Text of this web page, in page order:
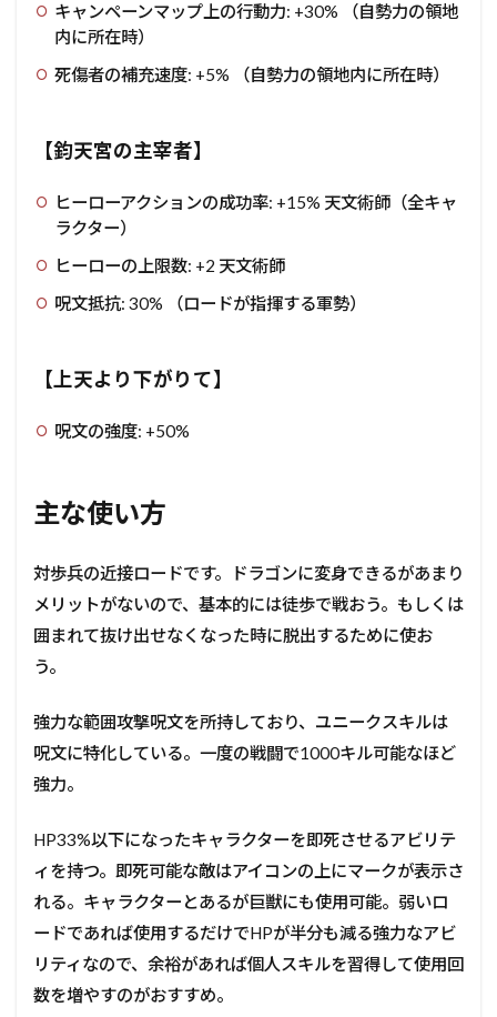
キャンペーンマップ上の行動力: +30% （自勢力の領地
内に所在時）
死傷者の補充速度: +5% （自勢力の領地内に所在時）
【鈞天宮の主宰者】
ヒーローアクションの成功率: +15% 天文術師（全キャ
ラクター）
ヒーローの上限数: +2 天文術師
呪文抵抗: 30% （ロードが指揮する軍勢）
【上天より下がりて】
呪文の強度: +50%
主な使い方
対歩兵の近接ロードです。ドラゴンに変身できるがあまり
メリットがないので、基本的には徒歩で戦おう。もしくは
囲まれて抜け出せなくなった時に脱出するために使お
う。
強力な範囲攻撃呪文を所持しており、ユニークスキルは
呪文に特化している。一度の戦闘で1000キル可能なほど
強力。
HP33%以下になったキャラクターを即死させるアビリテ
ィを持つ。即死可能な敵はアイコンの上にマークが表示さ
れる。キャラクターとあるが巨獣にも使用可能。 弱いロ
ードであれば使用するだけでHPが半分も減る強力なアビ
リティなので、余裕があれば個人スキルを習得して使用回
数を増やすのがおすすめ。